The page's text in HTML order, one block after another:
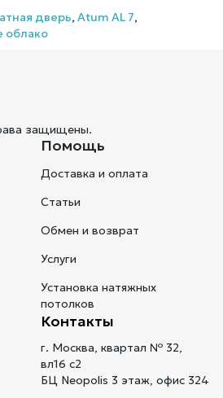
дверь, Atum AL 7,
облако
защищены.
Помощь
Доставка и оплата
Статьи
Обмен и возврат
Услуги
Установка натяжных
потолков
Контакты
г. Москва, квартал № 32,
вл16 с2
БЦ Neopolis 3 этаж, офис 324